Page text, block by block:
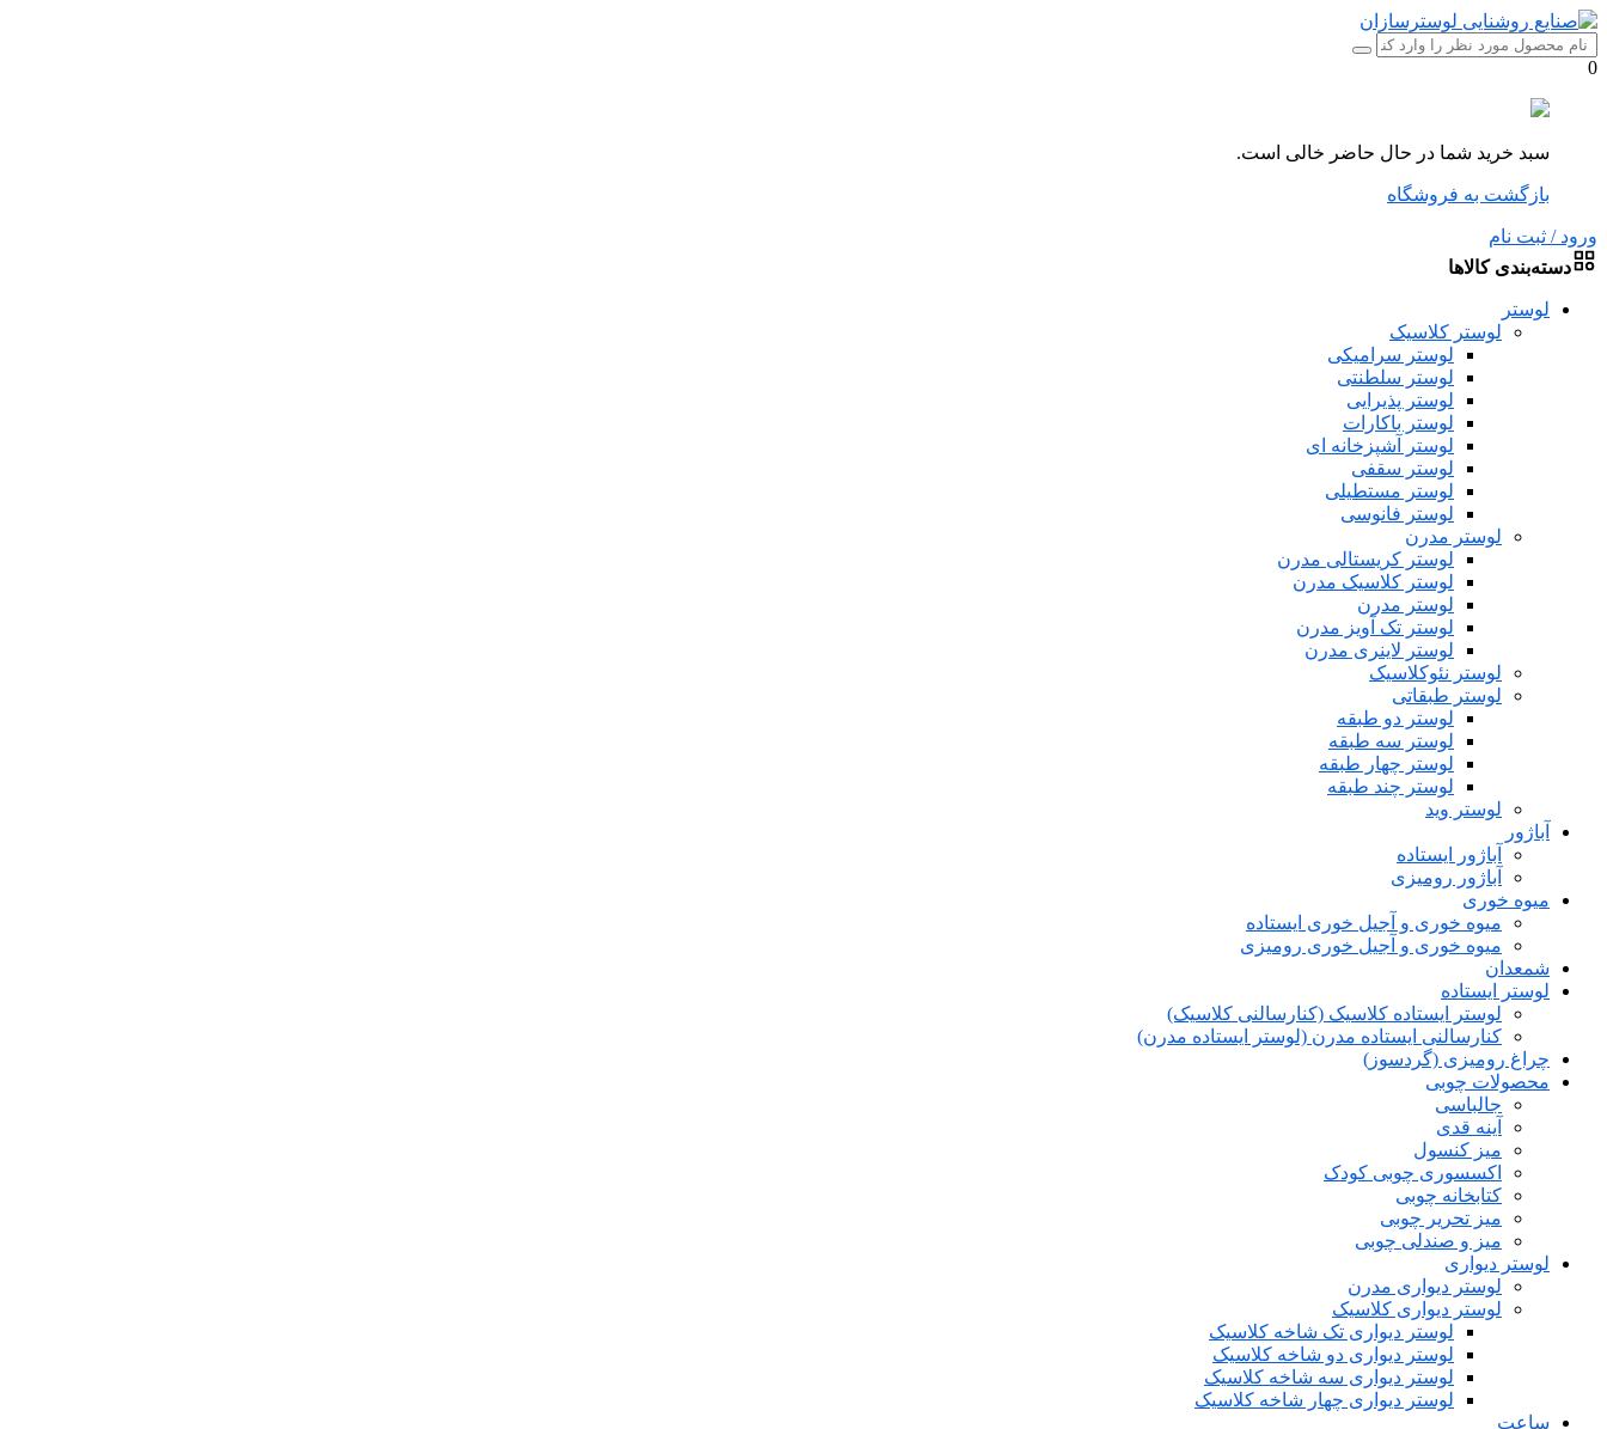
0
سبد خرید شما در حال حاضر خالی است.
بازگشت به فروشگاه
ورود / ثبت نام
دسته‌بندی کالاها
لوستر
لوستر کلاسیک
لوستر سرامیکی
لوستر سلطنتی
لوستر پذیرایی
لوستر باکارات
لوستر آشپزخانه ای
لوستر سقفی
لوستر مستطیلی
لوستر فانوسی
لوستر مدرن
لوستر کریستالی مدرن
لوستر کلاسیک مدرن
لوستر مدرن
لوستر تک آویز مدرن
لوستر لاینری مدرن
لوستر نئوکلاسیک
لوستر طبقاتی
لوستر دو طبقه
لوستر سه طبقه
لوستر چهار طبقه
لوستر چند طبقه
لوستر وید
آباژور
آباژور ایستاده
آباژور رومیزی
میوه خوری
میوه خوری و آجیل خوری ایستاده
میوه خوری و آجیل خوری رومیزی
شمعدان
لوستر ایستاده
لوستر ایستاده کلاسیک (کنارسالنی کلاسیک)
کنارسالنی ایستاده مدرن (لوستر ایستاده مدرن)
چراغ رومیزی (گردسوز)
محصولات چوبی
جالباسی
آینه قدی
میز کنسول
اکسسوری چوبی کودک
کتابخانه چوبی
میز تحریر چوبی
میز و صندلی چوبی
لوستر دیواری
لوستر دیواری مدرن
لوستر دیواری کلاسیک
لوستر دیواری تک شاخه کلاسیک
لوستر دیواری دو شاخه کلاسیک
لوستر دیواری سه شاخه کلاسیک
لوستر دیواری چهار شاخه کلاسیک
ساعت